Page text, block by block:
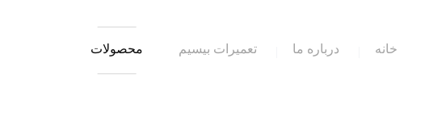
خانه درباره ما تعمیرات بیسیم محصولات